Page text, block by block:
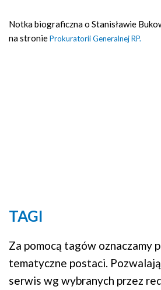
Zdjęcia (8)
Notka biograficzna o Stanisławie
na stronieProkuratorii Generalnej RP.
TAGI
Za pomocą tagów oznaczamy
tematyczne postaci.
serwis wg wybranych przez